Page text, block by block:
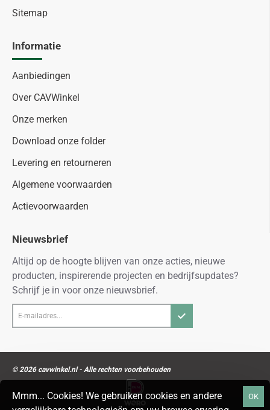
Mmm... Cookies! We gebruiken cookies en andere
OK
Sitemap
Informatie
Aanbiedingen
Over CAVWinkel
Onze merken
Download onze folder
Levering en retourneren
Algemene voorwaarden
Actievoorwaarden
Nieuwsbrief
Altijd op de hoogte blijven van onze acties, nieuwe
producten, inspirerende projecten en bedrijfsupdates?
Schrijf je in voor onze nieuwsbrief.
mailadres...
© 2026 cavwinkel.nl - Alle rechten voorbehouden